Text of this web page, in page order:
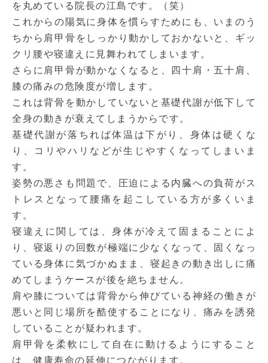
を丸めている院長の江島です。（笑）
これからの陽気に身体を慣らすためにも、いまのう
ちから肩甲骨をしっかり動かしておかないと、ギッ
クリ腰や寝違えに見舞われてしまいます。
さらに肩甲骨が動かなくなると、四十肩・五十肩、
膝の痛みの危険度が増します。
これは背骨を動かしていないと基礎代謝が低下して
全身の動きが衰えてしまうからです。
基礎代謝が落ちれば体温は下がり、身体は硬くな
り、コリやハリなどが生じやすくなってしまいま
す。
姿勢の悪さも問題で、圧迫による内臓への負荷がス
トレスとなって腰痛を起こしている方が多くいま
す。
寝違えに関しては、身体が冷えて固まることによ
り、寝返りの回数が極端に少なくなって、固くなっ
ている身体に気づかぬまま、寝起きの動き出しに痛
めてしまうケースが後を絶ちません。
肩や膝については背骨から伸びている神経の働きが
悪いと同じ場所を酷使することになり、痛みを誘発
していることが疑われます。
肩甲骨を柔軟にして自在に動けるようにすること
は、健康寿命の延伸につながります。